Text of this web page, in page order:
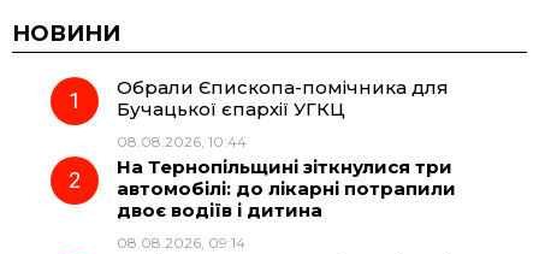
c
e
o
e
g
r
t
НОВИНИ
Обрали Єпископа-помічника для
Бучацької єпархії УГКЦ
08.08.2026, 10:44
На Тернопільщині зіткнулися три
автомобілі: до лікарні потрапили
двоє водіїв і дитина
08.08.2026, 09:14